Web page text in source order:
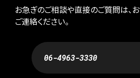
お急ぎのご相談や直接のご質問は、
ご連絡ください。
06-4963-3330